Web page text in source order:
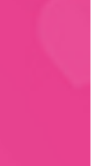
in den
Als
und
Beginn
und
wir